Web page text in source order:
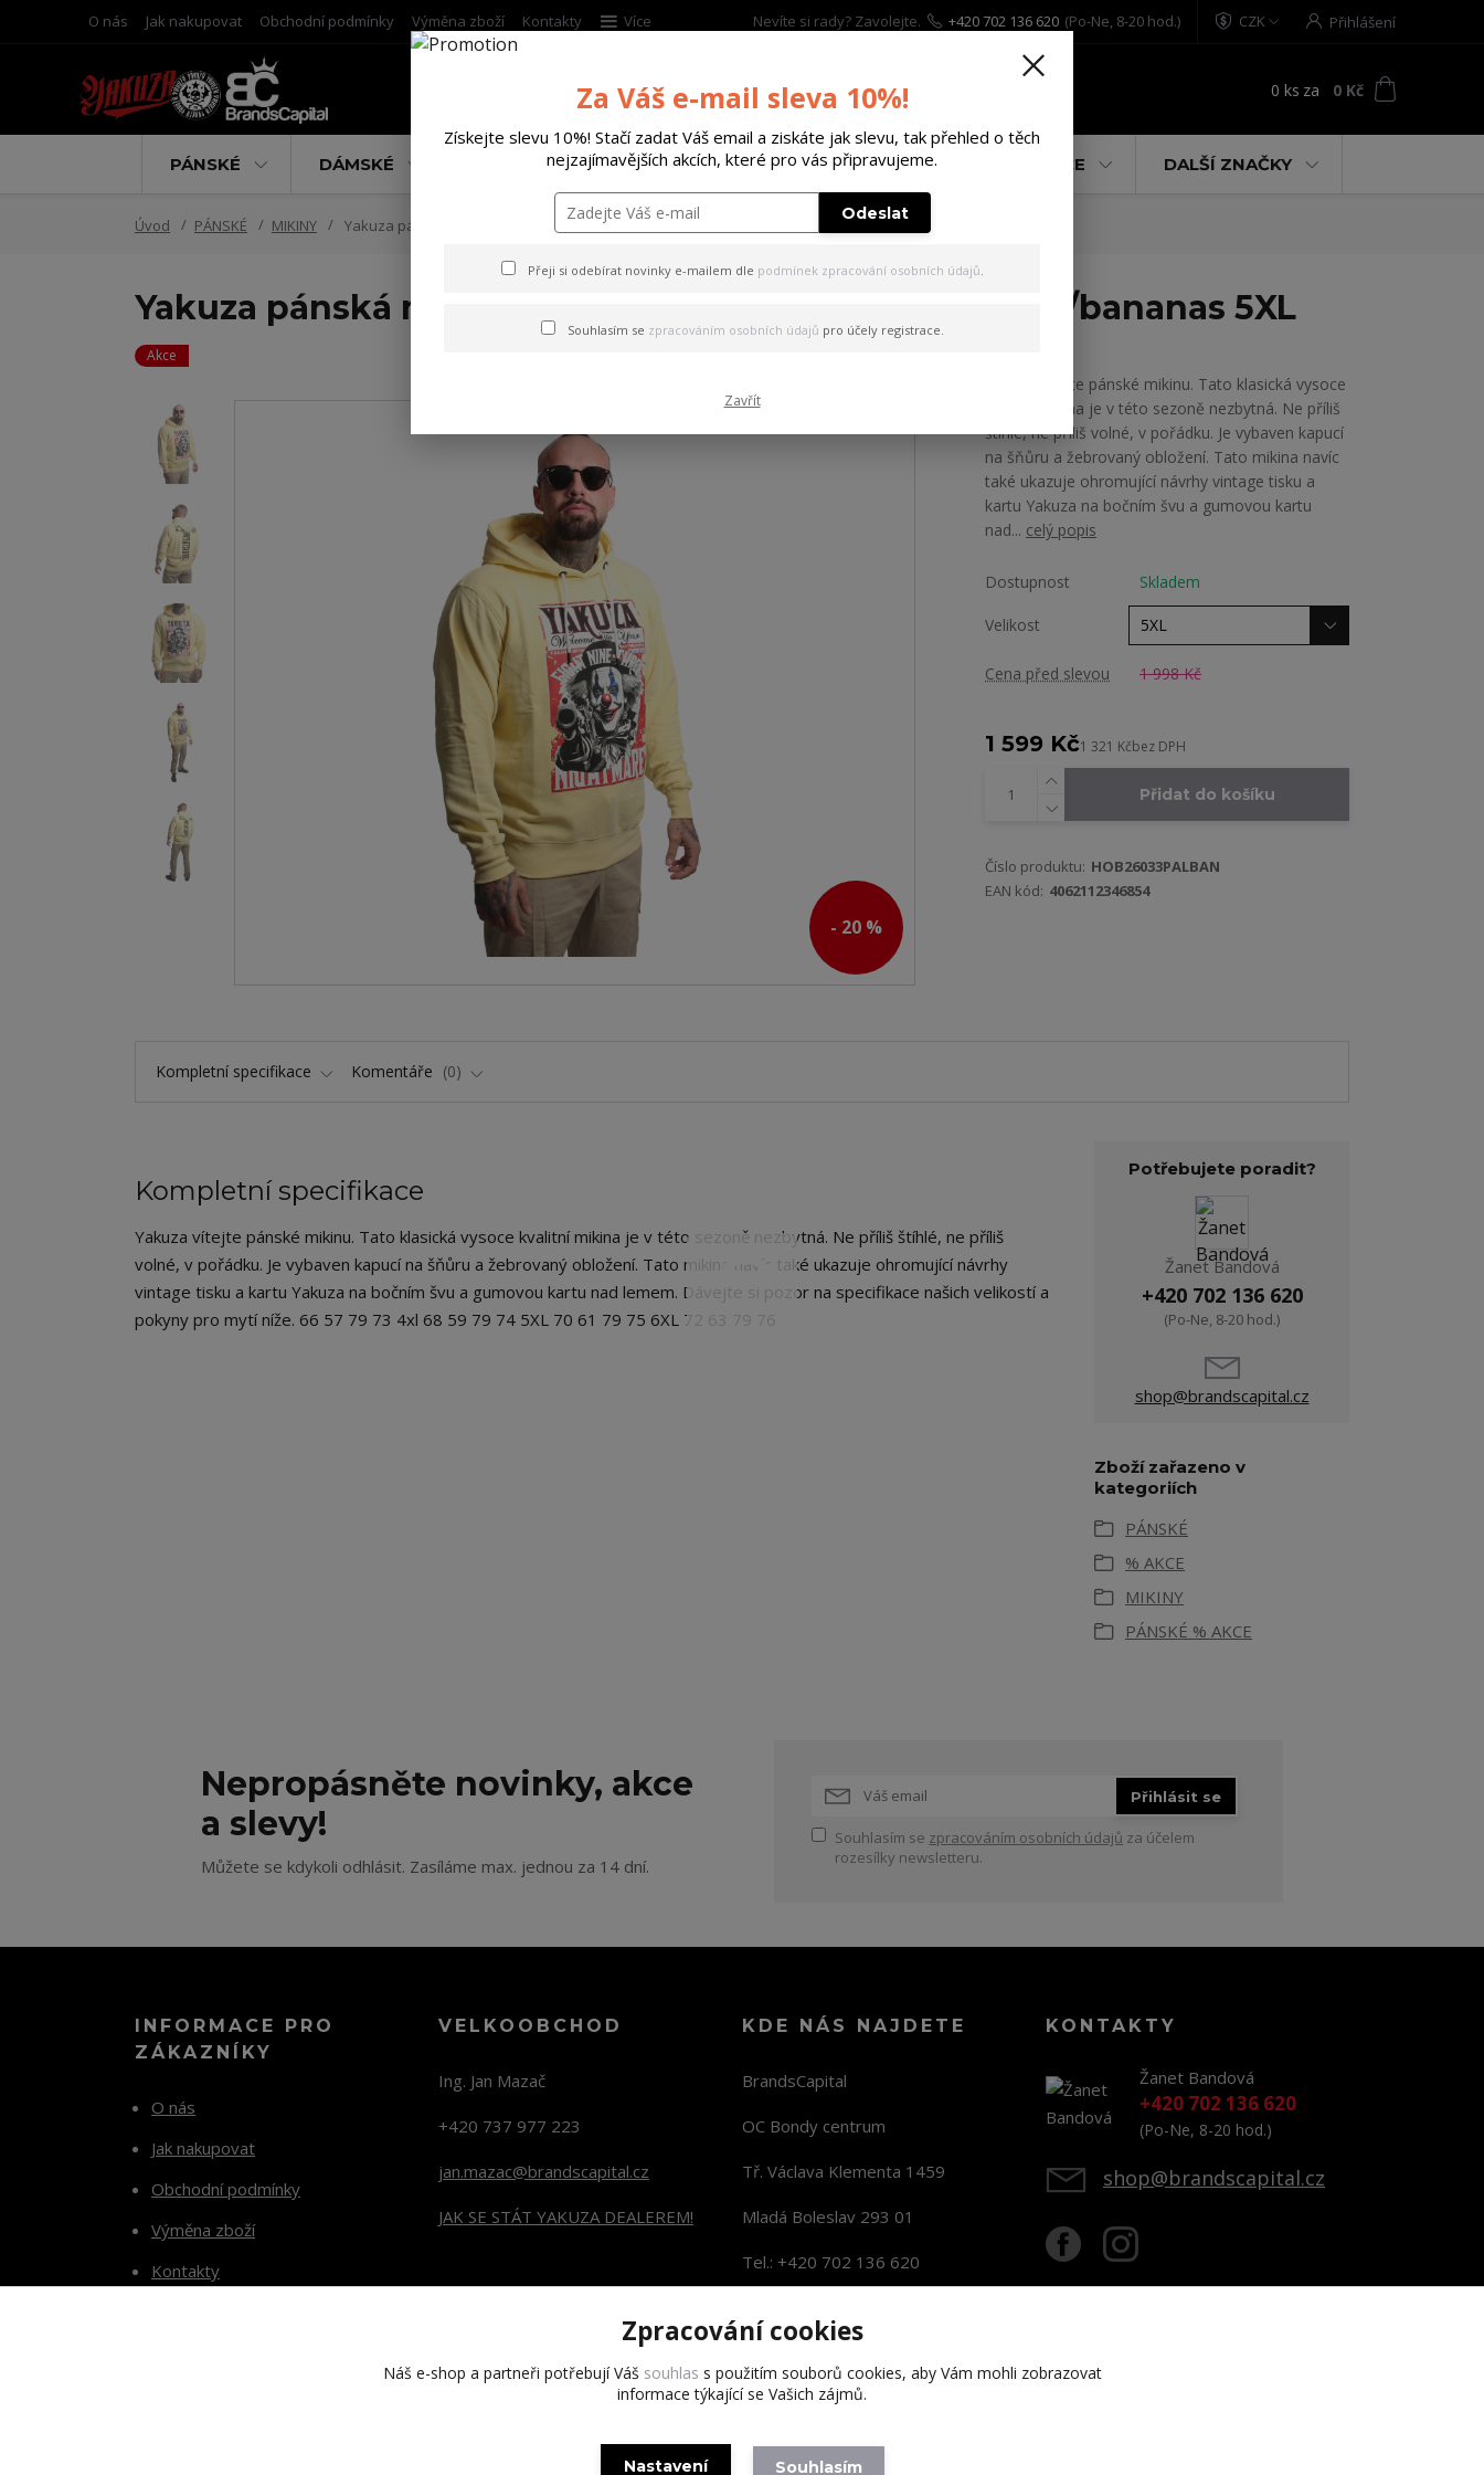
O nás Jak nakupovat Obchodní podmínky Výměna zboží Kontakty Více CZK Přihlášení
Nevíte si rady? Zavolejte. +420 702 136 620 (Po-Ne, 8-20 hod.)
0 ks za 0 Kč
PÁNSKÉ DÁMSKÉ DOPLŇKY DÁRKOVÉ POUKAZY % AKCE DALŠÍ ZNAČKY
Úvod PÁNSKÉ MIKINY Yakuza pánská mikina s kapucí Welcome Hoodie pale/bananas 5XL
Yakuza pánská mikina s kapucí Welcome Hoodie pale/bananas 5XL
Akce
- 20 %
Yakuza vítejte pánské mikinu. Tato klasická vysoce
kvalitní mikina je v této sezoně nezbytná. Ne příliš
štíhlé, ne příliš volné, v pořádku. Je vybaven kapucí
na šňůru a žebrovaný obložení. Tato mikina navíc
také ukazuje ohromující návrhy vintage tisku a
kartu Yakuza na bočním švu a gumovou kartu
nad... celý popis
Dostupnost Skladem
Velikost
Cena před slevou 1 998 Kč
1 599 Kč1 321 Kčbez DPH
Přidat do košíku
Číslo produktu: HOB26033PALBAN
EAN kód: 4062112346854
Kompletní specifikace Komentáře 0
Kompletní specifikace
Yakuza vítejte pánské mikinu. Tato klasická vysoce kvalitní mikina je v této sezoně nezbytná. Ne příliš štíhlé, ne příliš
volné, v pořádku. Je vybaven kapucí na šňůru a žebrovaný obložení. Tato mikina navíc také ukazuje ohromující návrhy
vintage tisku a kartu Yakuza na bočním švu a gumovou kartu nad lemem. Dávejte si pozor na specifikace našich velikostí a
pokyny pro mytí níže. 66 57 79 73 4xl 68 59 79 74 5XL 70 61 79 75 6XL 72 63 79 76
Potřebujete poradit?
Žanet Bandová
+420 702 136 620
(Po-Ne, 8-20 hod.)
shop@brandscapital.cz
Zboží zařazeno v
kategoriích
PÁNSKÉ
% AKCE
MIKINY
PÁNSKÉ % AKCE
Nepropásněte novinky, akce
a slevy!
Můžete se kdykoli odhlásit. Zasíláme max. jednou za 14 dní.
Přihlásit se
Souhlasím se zpracováním osobních údajů za účelem
rozesílky newsletteru.
INFORMACE PRO
ZÁKAZNÍKY
O nás
Jak nakupovat
Obchodní podmínky
Výměna zboží
Kontakty
VELKOOBCHOD
Ing. Jan Mazač
+420 737 977 223
jan.mazac@brandscapital.cz
JAK SE STÁT YAKUZA DEALEREM!
KDE NÁS NAJDETE
BrandsCapital
OC Bondy centrum
Tř. Václava Klementa 1459
Mladá Boleslav 293 01
Tel.: +420 702 136 620
KONTAKTY
Žanet Bandová
+420 702 136 620
(Po-Ne, 8-20 hod.)
shop@brandscapital.cz
Copyright 2020 BrandsCapital s.r.o.
Za Váš e-mail sleva 10%!
Získejte slevu 10%! Stačí zadat Váš email a ziskáte jak slevu, tak přehled o těch
nejzajímavějších akcích, které pro vás připravujeme.
Odeslat
Přeji si odebírat novinky e-mailem dle podmínek zpracování osobních údajů.
Souhlasím se zpracováním osobních údajů pro účely registrace.
Zavřít
Zpracování cookies
Náš e-shop a partneři potřebují Váš souhlas s použitím souborů cookies, aby Vám mohli zobrazovat
informace týkající se Vašich zájmů.
Nastavení Souhlasím